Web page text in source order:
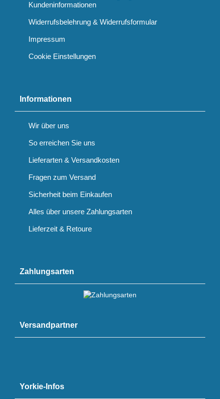
Kundeninformationen
Widerrufsbelehrung & Widerrufsformular
Impressum
Cookie Einstellungen
Informationen
Wir über uns
So erreichen Sie uns
Lieferarten & Versandkosten
Fragen zum Versand
Sicherheit beim Einkaufen
Alles über unsere Zahlungsarten
Lieferzeit & Retoure
Zahlungsarten
Versandpartner
Yorkie-Infos